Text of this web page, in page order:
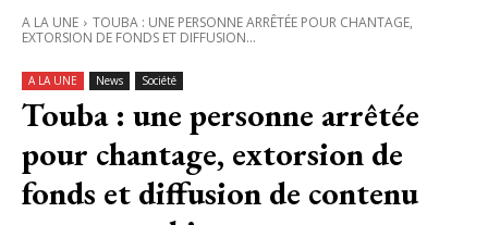
A LA UNE
TOUBA : UNE PERSONNE ARRÊTÉE POUR CHANTAGE,
EXTORSION DE FONDS ET DIFFUSION...
A LA UNE News Société
Touba : une personne arrêtée
pour chantage, extorsion de
fonds et diffusion de contenu